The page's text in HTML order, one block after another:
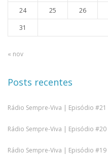
24
25 26
31
« nov
Posts recentes
Rádio Sempre-Viva | Episódio #21
Rádio Sempre-Viva | Episódio #20
Rádio Sempre-Viva | Episódio #19